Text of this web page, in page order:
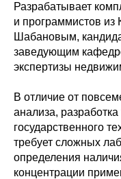
Разрабатывает
и программистов из
Шабановым,
заведующим
экспертизы
В отличие от
анализа,
государственного
требует сложных
определения
концентрации